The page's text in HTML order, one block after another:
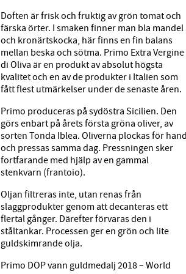
Doften är frisk och fruktig av grön tomat och
färska örter. I smaken finner man bla mandel
och kronärtskocka, här finns en fin balans
mellan beska och sötma. Primo Extra Vergine
di Oliva är en produkt av absolut högsta
kvalitet och en av de produkter i Italien som
fått flest utmärkelser under de senaste åren.
Primo produceras på sydöstra Sicilien. Den
görs enbart på årets första gröna oliver, av
sorten Tonda Iblea. Oliverna plockas för
och pressas samma dag. Pressningen sker
fortfarande med hjälp av en gammal
stenkvarn (frantoio).
Oljan filtreras inte, utan renas från
slaggprodukter genom att decanteras ett
flertal gånger. ­Därefter förvaras den i
ståltankar. Processen ger en grön och lite
guldskimrande olja.
Primo DOP vann guldmedalj 2018 – World